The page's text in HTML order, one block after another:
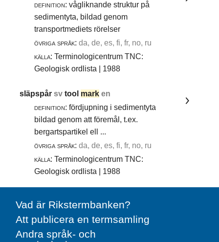
definition: vågliknande struktur på
sedimentyta, bildad genom
transportmediets rörelser
övriga språk: da, de, es, fi, fr, no, ru
källa: Terminologicentrum TNC:
Geologisk ordlista | 1988
släpspårsvtool mark en
definition: fördjupning i sedimentyta
bildad genom att föremål, t.ex.
bergartspartikel ell ...
övriga språk: da, de, es, fi, fr, no, ru
källa: Terminologicentrum TNC:
Geologisk ordlista | 1988
Vad är Rikstermbanken?
Att publicera en termsamling
Andra språk- och